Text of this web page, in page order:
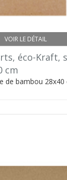
VOIR LE DÉTAIL
éco-Kraft,
cm
de bambou 28x40